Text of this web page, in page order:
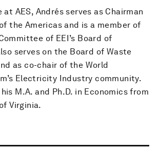
at AES, Andrés serves as Chairman
the Americas and is a member of
of EEI’s Board of
serves on the Board of Waste
as co-chair of the World
Electricity Industry community.
M.A. and Ph.D. in Economics from
Virginia.